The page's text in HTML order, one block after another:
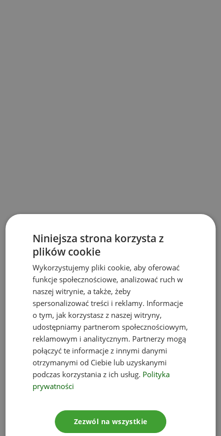
Niniejsza strona korzysta z
plików cookie
Wykorzystujemy pliki cookie, aby oferować
funkcje społecznościowe, analizować ruch w
naszej witrynie, a także, żeby
spersonalizować treści i reklamy. Informacje
o tym, jak korzystasz z naszej witryny,
udostępniamy partnerom społecznościowym,
reklamowym i analitycznym. Partnerzy mogą
połączyć te informacje z innymi danymi
otrzymanymi od Ciebie lub uzyskanymi
podczas korzystania z ich usług. Polityka
prywatności
Zezwól na wszystkie